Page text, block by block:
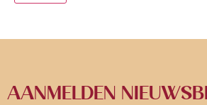
AANMELDEN